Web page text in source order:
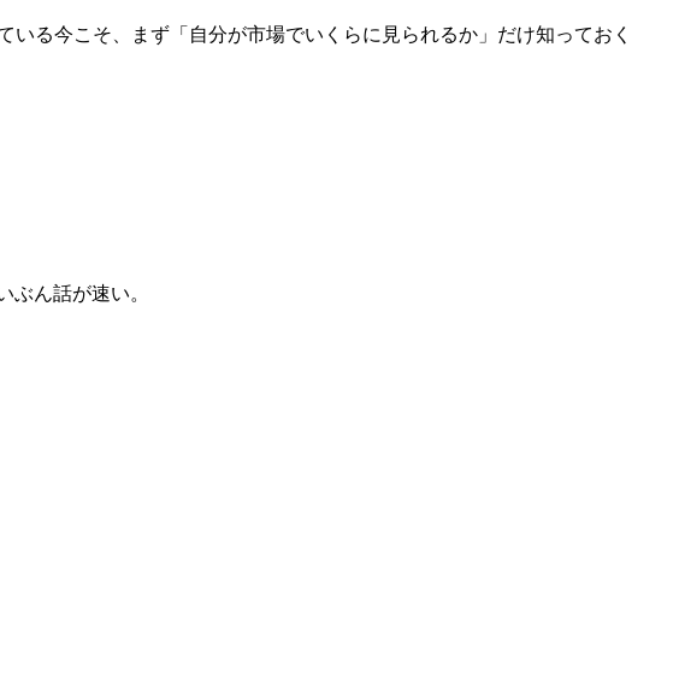
る今こそ、まず「自分が市場でいくらに見られるか」だけ知っておく
ん話が速い。